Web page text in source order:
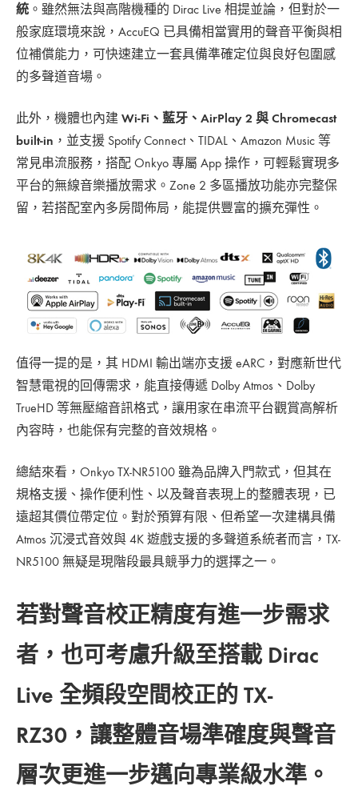
統 。雖然無法與高階機種的 Dirac Live 相提並論，但對於一
般家庭環境來說，AccuEQ 已具備相當實用的聲音平衡與相
位補償能力，可快速建立一套具備準確定位與良好包圍感
的多聲道音場。
此外，機體也內建 Wi-Fi、藍牙、AirPlay 2 與 Chromecast
built-in ，並支援 Spotify Connect、TIDAL、Amazon Music 等
常見串流服務，搭配 Onkyo 專屬 App 操作，可輕鬆實現多
平台的無線音樂播放需求。Zone 2 多區播放功能亦完整保
留，若搭配室內多房間佈局，能提供豐富的擴充彈性。
值得一提的是，其 HDMI 輸出端亦支援 eARC，對應新世代
智慧電視的回傳需求，能直接傳遞 Dolby Atmos、Dolby
TrueHD 等無壓縮音訊格式，讓用家在串流平台觀賞高解析
內容時，也能保有完整的音效規格。
總結來看，Onkyo TX-NR5100 雖為品牌入門款式，但其在
規格支援、操作便利性、以及聲音表現上的整體表現，已
遠超其價位帶定位。對於預算有限、但希望一次建構具備
Atmos 沉浸式音效與 4K 遊戲支援的多聲道系統者而言，TX-
NR5100 無疑是現階段最具競爭力的選擇之一。
若對聲音校正精度有進一步需求
者，也可考慮升級至搭載 Dirac
Live 全頻段空間校正的 TX-
RZ30，讓整體音場準確度與聲音
層次更進一步邁向專業級水準。